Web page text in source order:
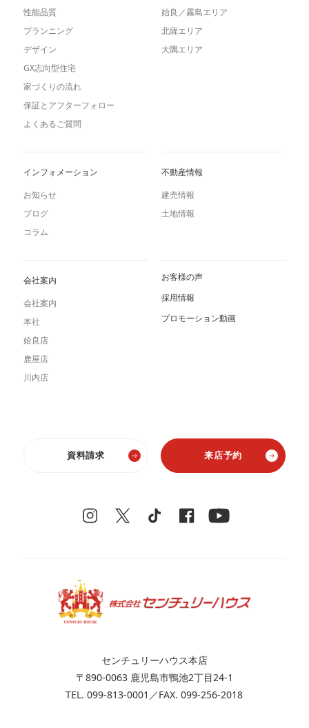
性能品質
プランニング
デザイン
GX志向型住宅
家づくりの流れ
保証とアフターフォロー
よくあるご質問
始良／霧島エリア
北薩エリア
大隅エリア
インフォメーション
お知らせ
ブログ
コラム
不動産情報
建売情報
土地情報
会社案内
会社案内
本社
姶良店
鹿屋店
川内店
お客様の声
採用情報
プロモーション動画
資料請求 来店予約
センチュリーハウス本店
〒890-0063 鹿児島市鴨池2丁目24-1
TEL. 099-813-0001／FAX. 099-256-2018